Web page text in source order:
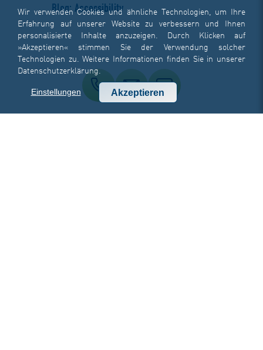
Blog: Accessibility
Wir verwenden Cookies und ähnliche Technologien, um Ihre
Erfahrung auf unserer Website zu verbessern und Ihnen
personalisierte Inhalte anzuzeigen. Durch Klicken auf
»Akzeptieren« stimmen Sie der Verwendung solcher
Technologien zu. Weitere Informationen finden Sie in unserer
Datenschutzerklärung
Einstellungen Akzeptieren